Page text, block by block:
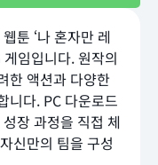
툰 ‘나 혼자만 레
임입니다. 원작의
한 액션과 다양한
니다. PC 다운로드
장 과정을 직접 체
신만의 팀을 구성